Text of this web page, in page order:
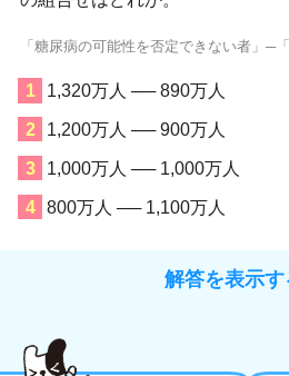
「糖尿病の可能性を否定できない者」─
1,320万人 ── 890万人
1,200万人 ── 900万人
1,000万人 ── 1,000万人
800万人 ── 1,100万人
解答を表示す